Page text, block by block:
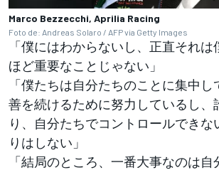
Marco Bezzecchi, Aprilia Racing
Foto de: Andreas Solaro / AFP via Getty Images
「僕にはわからないし、正直それ
ほど重要なことじゃない」
「僕たちは自分たちのことに集中
善を続けるために努力しているし、
り、自分たちでコントロールできな
りはしない」
「結局のところ、一番大事なのは自